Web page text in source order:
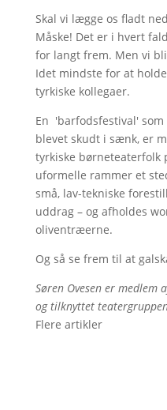
Skal vi lægge os fladt
Måske! Det er i hvert
for langt frem. Men vi
Idet mindste for at
tyrkiske kollegaer.
En 'barfodsfestival'
blevet skudt i sænk, er
tyrkiske børneteaterfolk
uformelle rammer et
små, lav-tekniske
uddrag – og afholdes
oliventræerne.
Og så se frem til at
Søren Ovesen er medlem
og tilknyttet
Flere artikler